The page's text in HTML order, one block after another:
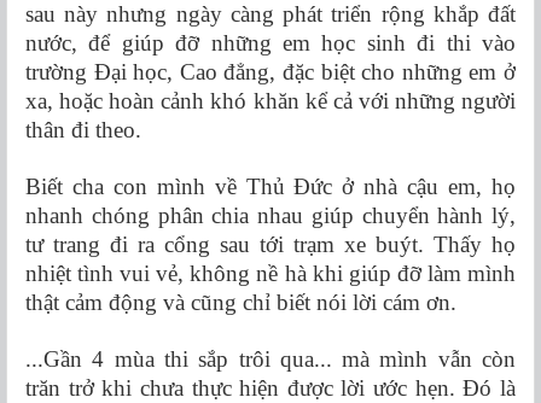
sau này nhưng ngày càng phát triển rộng khắp đất
nước, để giúp đỡ những em học sinh đi thi vào
trường Đại học, Cao đẳng, đặc biệt cho những em ở
xa, hoặc hoàn cảnh khó khăn kể cả với những người
thân đi theo.
Biết cha con mình về Thủ Đức ở nhà cậu em, họ
nhanh chóng phân chia nhau giúp chuyển hành lý,
tư trang đi ra cổng sau tới trạm xe buýt. Thấy họ
nhiệt tình vui vẻ, không nề hà khi giúp đỡ làm mình
thật cảm động và cũng chỉ biết nói lời cám ơn.
...Gần 4 mùa thi sắp trôi qua... mà mình vẫn còn
trăn trở khi chưa thực hiện được lời ước hẹn. Đó là